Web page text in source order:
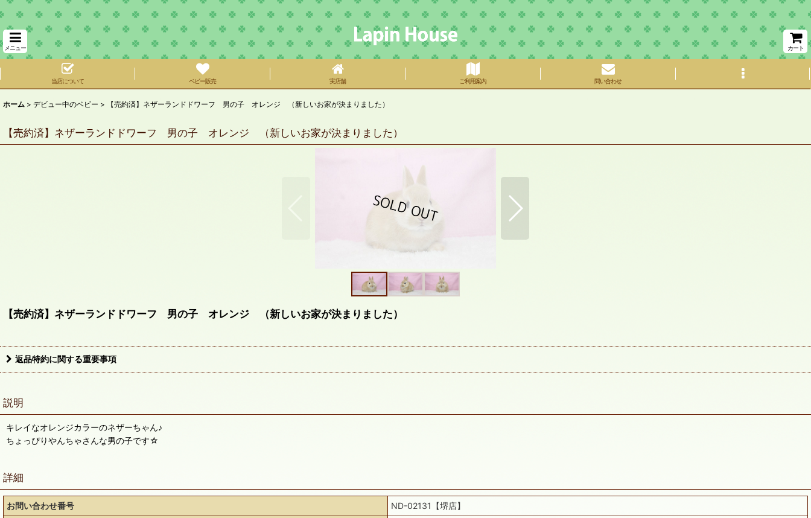
メニュー カート
当店について ベビー販売 実店舗 ご利用案内 問い合わせ
ホーム > デビュー中のベビー > 【売約済】ネザーランドドワーフ 男の子 オレンジ （新しいお家が決まりました）
【売約済】ネザーランドドワーフ 男の子 オレンジ （新しいお家が決まりました）
【売約済】ネザーランドドワーフ 男の子 オレンジ （新しいお家が決まりました）
返品特約に関する重要事項
説明
キレイなオレンジカラーのネザーちゃん♪
ちょっぴりやんちゃさんな男の子です☆
詳細
お問い合わせ番号
ND-02131【堺店】